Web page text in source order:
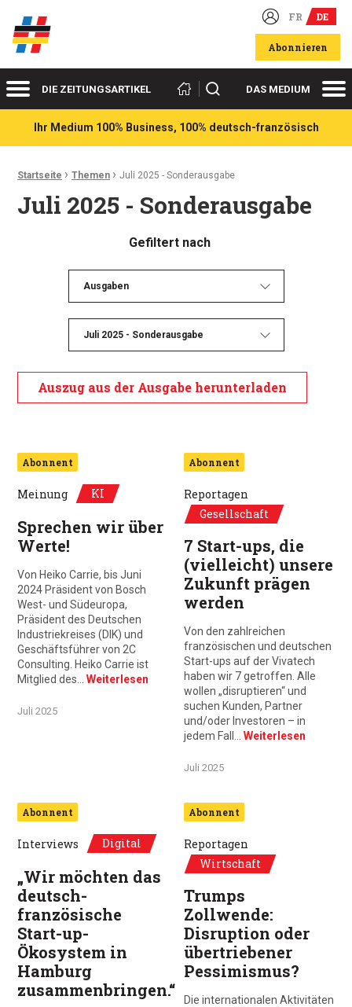
Deutsch-französische Wirtschaftsakteure FR DE
Abonnieren
MenüDIE ZEITUNGSARTIKEL Suchen DAS MEDIUM
Ihr Medium 100% Business, 100% deutsch-französisch
Ariadnefaden:
Startseite › Themen › Juli 2025 - Sonderausgabe
Juli 2025 - Sonderausgabe
Gefiltert nach
Ausgaben
Juli 2025 - Sonderausgabe
Auszug aus der Ausgabe herunterladen
Abonnent
Meinung KI
Sprechen wir über
Werte!
Von Heiko Carrie, bis Juni
2024 Präsident von Bosch
West- und Südeuropa,
Präsident des Deutschen
Industriekreises (DIK) und
Geschäftsführer von 2C
Consulting. Heiko Carrie ist
Mitglied des… Weiterlesen
Juli 2025
Abonnent
Reportagen
Gesellschaft
7 Start-ups, die
(vielleicht) unsere
Zukunft prägen
werden
Von den zahlreichen
französischen und deutschen
Start-ups auf der Vivatech
haben wir 7 getroffen. Alle
wollen „disruptieren“ und
suchen Kunden, Partner
und/oder Investoren – in
jedem Fall… Weiterlesen
Juli 2025
Abonnent
Interviews Digital
„Wir möchten das
deutsch-
französische
Start-up-
Ökosystem in
Hamburg
zusammenbringen.“
Abonnent
Reportagen
Wirtschaft
Trumps
Zollwende:
Disruption oder
übertriebener
Pessimismus?
Die internationalen Aktivitäten